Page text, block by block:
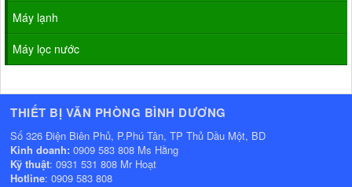
Máy lạnh
Máy lọc nước
THIẾT BỊ VĂN PHÒNG BÌNH DƯƠNG
Số 326 Điện Biên Phủ, P.Phú Tân, TP Thủ Dầu Một, BD
Kinh doanh: 0909 583 808 Ms Hằng
Kỹ thuật: 0931 531 808 Mr Hoạt
Hotline: 0909 583 808